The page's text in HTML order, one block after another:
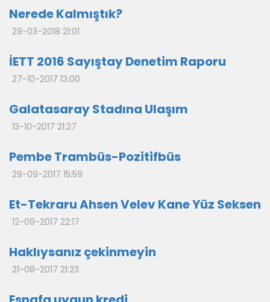
Nerede Kalmıştık?
29-03-2018 21:01
İETT 2016 Sayıştay Denetim Raporu
27-10-2017 13:00
Galatasaray Stadına Ulaşım
13-10-2017 21:27
Pembe Trambüs-Pozitifbüs
29-09-2017 15:59
Et-Tekraru Ahsen Velev Kane Yüz Seksen
12-09-2017 22:17
Haklıysanız çekinmeyin
21-08-2017 21:23